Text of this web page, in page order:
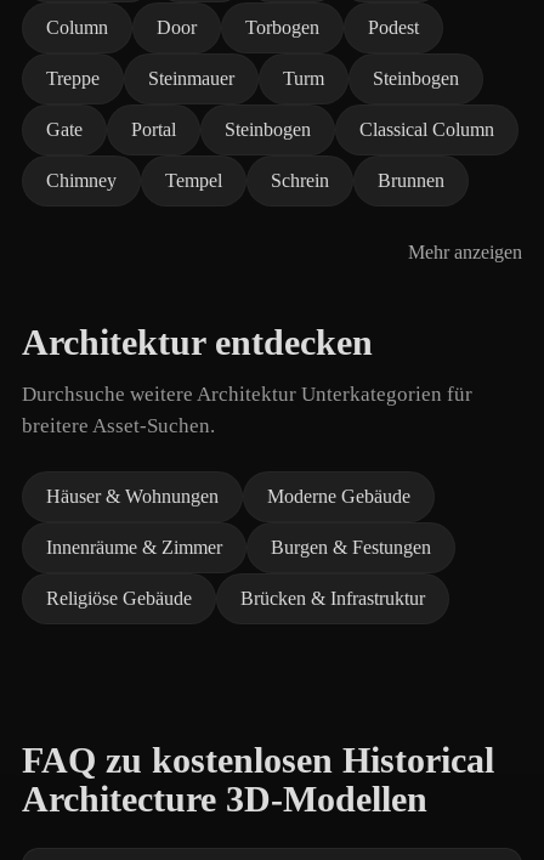
Column Door Torbogen Podest
Treppe Steinmauer Turm Steinbogen
Gate Portal Steinbogen Classical Column
Chimney Tempel Schrein Brunnen
Mehr anzeigen
Architektur entdecken
Durchsuche weitere Architektur Unterkategorien für
breitere Asset-Suchen.
Häuser & Wohnungen Moderne Gebäude
Innenräume & Zimmer Burgen & Festungen
Religiöse Gebäude Brücken & Infrastruktur
FAQ zu kostenlosen Historical
Architecture 3D-Modellen